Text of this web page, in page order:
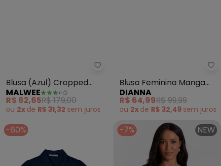
Malwee - Blusa (Azul)
Blusa (Azul) Cropped
com Amarração
MALWEE
R$ 62,65R$ 179,00
ou 2x de R$ 31,32 semjuros
Blusa Feminina Manga
Única 7/8 (Azul)
DIANNA
R$ 64,99R$ 99,99
ou 2x de R$ 32,49 semjuros
-60% -7% NEW